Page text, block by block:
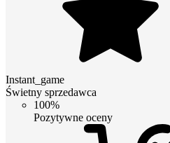
Instant_game
Świetny sprzedawca
100%
Pozytywne oceny